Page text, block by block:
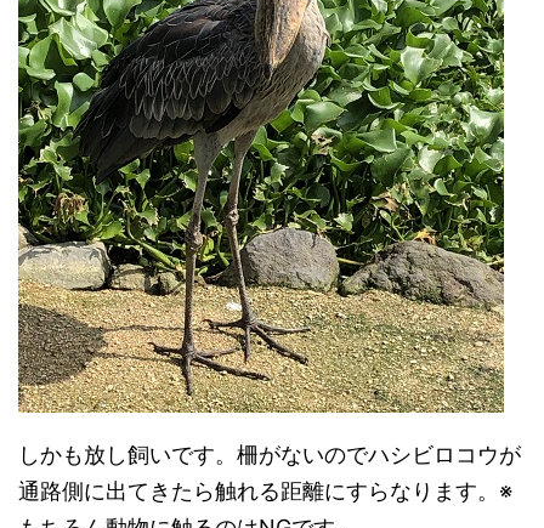
しかも放し飼いです。柵がないのでハシビロコウが
通路側に出てきたら触れる距離にすらなります。※